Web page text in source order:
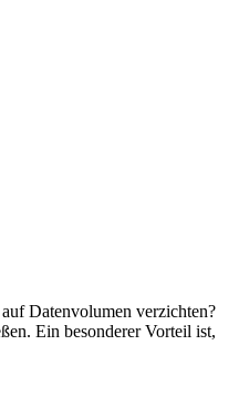
Datenvolumen verzichten?
Ein besonderer Vorteil ist,